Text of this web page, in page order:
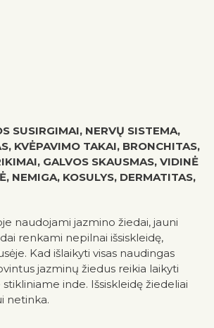
SUSIRGIMAI, NERVŲ SISTEMA,
KVĖPAVIMO TAKAI, BRONCHITAS,
GALVOS SKAUSMAS, VIDINĖ
NEMIGA, KOSULYS, DERMATITAS,
naudojami jazmino žiedai, jauni
renkami nepilnai išsiskleidę,
Kad išlaikyti visas naudingas
jazminų žiedus reikia laikyti
inde. Išsiskleidę žiedeliai
netinka.